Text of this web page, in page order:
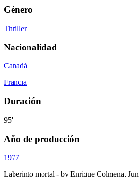
Género
Thriller
Nacionalidad
Canadá
Francia
Duración
95'
Año de producción
1977
Laberinto mortal - by Enrique Colmena,